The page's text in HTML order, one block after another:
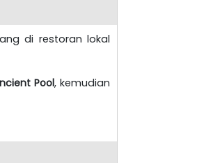
di restoran lokal
Pool, kemudian